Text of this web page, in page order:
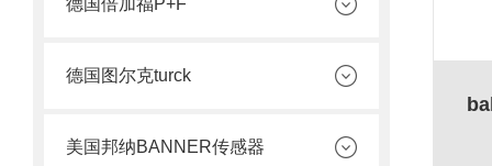
德国倍加福P+F
德国图尔克turck
美国邦纳BANNER传感器